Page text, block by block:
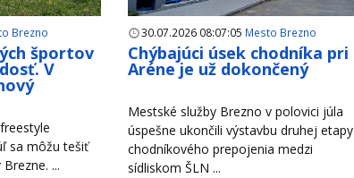
Brezno
športov
V
sa môžu tešiť
...
30.07.2026 08:07:05 Mesto Brezno
Chýbajúci úsek chodníka pri
Aréne je už dokončený
Mestské služby Brezno v polovici júla
úspešne ukončili výstavbu druhej etapy
chodníkového prepojenia medzi
sídliskom ŠLN ...